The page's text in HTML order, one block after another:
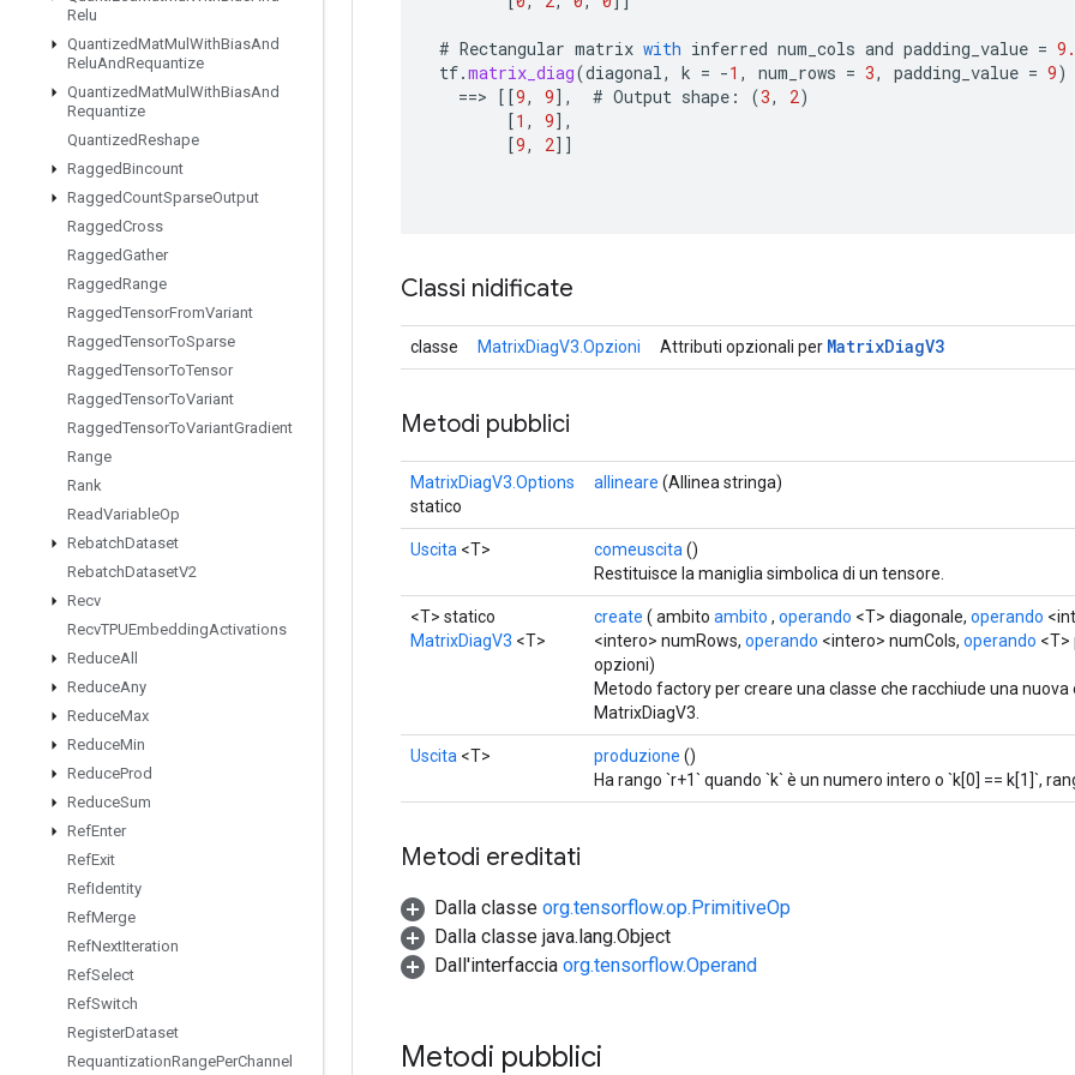
Relu
QuantizedMatMul WithBiasAnd
ReluAndRequantize
QuantizedMatMul WithBiasAnd
Requantize
QuantizedReshape
RaggedBincount
RaggedCountSparseOutput
RaggedCross
RaggedGather
RaggedRange
RaggedTensorFromVariant
RaggedTensorToSparse
RaggedTensorToTensor
RaggedTensorToVariant
RaggedTensorToVariantGradient
Range
Rank
ReadVariableOp
RebatchDataset
RebatchDatasetV2
Recv
RecvTPUEmbeddingActivations
ReduceAll
ReduceAny
ReduceMax
ReduceMin
ReduceProd
ReduceSum
RefEnter
RefExit
RefIdentity
RefMerge
RefNextIteration
RefSelect
RefSwitch
RegisterDataset
RequantizationRangePerChannel
# Rectangular matrix with inferred num_cols and padding_value = 9.
tf.matrix_diag(diagonal, k = -1 , num_rows = 3, padding_value = 9)
==> [[9, 9] , # Output shape : (3, 2)
[1 , 9] ,
[9, 2]]
Classi nidificate
classe MatrixDiagV3.Opzioni Attributi opzionali per MatrixDiagV3
Metodi pubblici
MatrixDiagV3.Options
statico
allineare (Allinea stringa)
Uscita <T> comeuscita ()
Restituisce la maniglia simbolica di un tensore.
<T> statico
MatrixDiagV3 <T>
create ( ambito ambito , operando <T> diagonale, operando
<intero> numRows, operando <intero> numCols, operando
opzioni)
Metodo factory per creare una classe che racchiude una
MatrixDiagV3.
Uscita <T> produzione ()
Ha rango `r+1` quando `k` è un numero intero o `k[0] == k[1]`,
Metodi ereditati
Dalla classe org.tensorflow.op.PrimitiveOp
Dalla classe java.lang.Object
Dall'interfaccia org.tensorflow.Operand
Metodi pubblici